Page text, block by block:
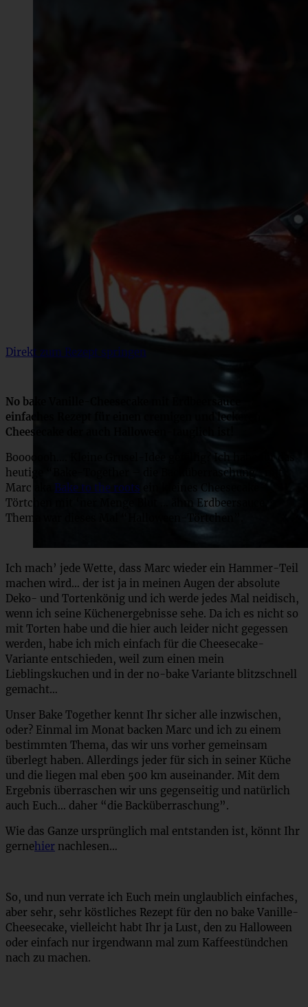
Direkt zum Rezept springen
No bake Vanille-Cheesecake mit Erdbeersauce –
einfaches Rezept für einen cremigen und leckeren
Cheesecake der auch Halloween-tauglich ist!
Booooooh…. Kleine Grusel-Idee gefällig? Ich habe für das
heutige “Bake-Together – die Backüberraschung” mit
Marc aka Bake to the roots ein kleines Cheesecake-
Törtchen mit ‘ner Menge Blut … ähm Erdbeersauce.
Thema war dieses Mal “Halloween-Törtchen”.
Ich mach’ jede Wette, dass Marc wieder ein Hammer-Teil
machen wird… der ist ja in meinen Augen der absolute
Deko- und Tortenkönig und ich werde jedes Mal neidisch,
wenn ich seine Küchenergebnisse sehe. Da ich es nicht so
mit Torten habe und die hier auch leider nicht gegessen
werden, habe ich mich einfach für die Cheesecake-
Variante entschieden, weil zum einen mein
Lieblingskuchen und in der no-bake Variante blitzschnell
gemacht…
Unser Bake Together kennt Ihr sicher alle inzwischen,
oder? Einmal im Monat backen Marc und ich zu einem
bestimmten Thema, das wir uns vorher gemeinsam
überlegt haben. Allerdings jeder für sich in seiner Küche
und die liegen mal eben 500 km auseinander. Mit dem
Ergebnis überraschen wir uns gegenseitig und natürlich
auch Euch… daher “die Backüberraschung”.
Wie das Ganze ursprünglich mal entstanden ist, könnt Ihr
gernehier nachlesen…
So, und nun verrate ich Euch mein unglaublich einfaches,
aber sehr, sehr köstliches Rezept für den no bake Vanille-
Cheesecake, vielleicht habt Ihr ja Lust, den zu Halloween
oder einfach nur irgendwann mal zum Kaffeestündchen
nach zu machen.